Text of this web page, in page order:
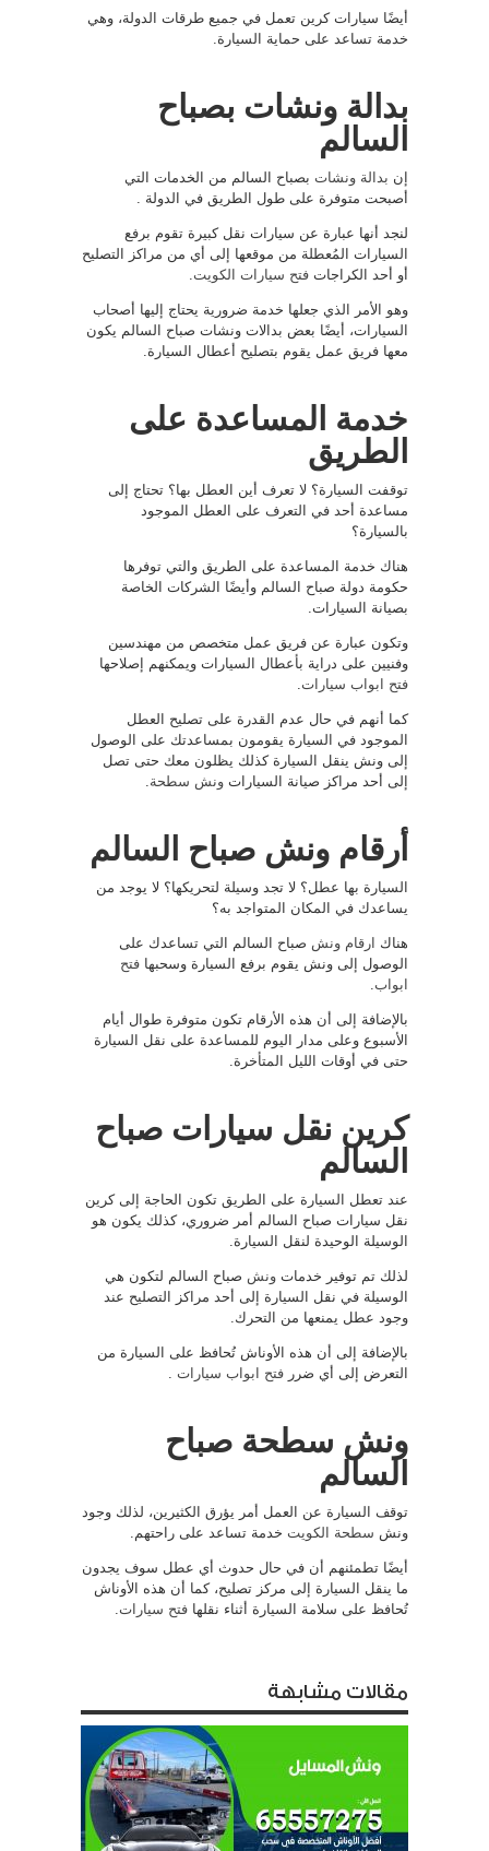
أيضًا سيارات كرين تعمل في جميع طرقات الدولة، وهي
خدمة تساعد على حماية السيارة.
بدالة ونشات بصباح
السالم
إن بدالة ونشات بصباح السالم من الخدمات التي
أصبحت متوفرة على طول الطريق في الدولة .
لنجد أنها عبارة عن سيارات نقل كبيرة تقوم برفع
السيارات المُعطلة من موقعها إلى أي من مراكز التصليح
أو أحد الكراجات فتح سيارات الكويت
وهو الأمر الذي جعلها خدمة ضرورية يحتاج إليها أصحاب
السيارات، أيضًا بعض بدالات ونشات صباح السالم يكون
معها فريق عمل يقوم بتصليح أعطال السيارة.
خدمة المساعدة على
الطريق
توقفت السيارة؟ لا تعرف أين العطل بها؟ تحتاج إلى
مساعدة أحد في التعرف على العطل الموجود
بالسيارة؟
هناك خدمة المساعدة على الطريق والتي توفرها
حكومة دولة صباح السالم وأيضًا الشركات الخاصة
بصيانة السيارات.
وتكون عبارة عن فريق عمل متخصص من مهندسين
وفنيين على دراية بأعطال السيارات ويمكنهم إصلاحها
فتح ابواب سيارات
كما أنهم في حال عدم القدرة على تصليح العطل
الموجود في السيارة يقومون بمساعدتك على الوصول
إلى ونش ينقل السيارة كذلك يظلون معك حتى تصل
إلى أحد مراكز صيانة السيارات ونش سطحة
أرقام ونش صباح السالم
السيارة بها عطل؟ لا تجد وسيلة لتحريكها؟ لا يوجد من
يساعدك في المكان المتواجد به؟
هناك ارقام ونش صباح السالم التي تساعدك على
الوصول إلى ونش يقوم برفع السيارة وسحبها فتح
ابواب
بالإضافة إلى أن هذه الأرقام تكون متوفرة طوال أيام
الأسبوع وعلى مدار اليوم للمساعدة على نقل السيارة
حتى في أوقات الليل المتأخرة.
كرين نقل سيارات صباح
السالم
عند تعطل السيارة على الطريق تكون الحاجة إلى كرين
نقل سيارات صباح السالم أمر ضروري، كذلك يكون هو
الوسيلة الوحيدة لنقل السيارة.
لذلك تم توفير خدمات ونش صباح السالم لتكون هي
الوسيلة في نقل السيارة إلى أحد مراكز التصليح عند
وجود عطل يمنعها من التحرك.
بالإضافة إلى أن هذه الأوناش تُحافظ على السيارة من
التعرض إلى أي ضرر فتح ابواب سيارات
ونش سطحة صباح
السالم
توقف السيارة عن العمل أمر يؤرق الكثيرين، لذلك وجود
ونش سطحة الكويت خدمة تساعد على راحتهم.
أيضًا تطمئنهم أن في حال حدوث أي عطل سوف يجدون
ما ينقل السيارة إلى مركز تصليح، كما أن هذه الأوناش
تُحافظ على سلامة السيارة أثناء نقلها فتح سيارات
مقالات مشابهة